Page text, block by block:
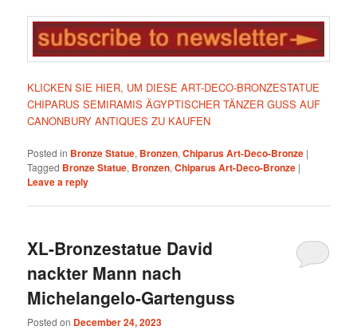
KLICKEN SIE HIER, UM DIESE ART-DECO-BRONZESTATUE
CHIPARUS SEMIRAMIS ÄGYPTISCHER TÄNZER GUSS AUF
CANONBURY ANTIQUES ZU KAUFEN
Posted in Bronze Statue, Bronzen,Chiparus Art-Deco-Bronze |
Tagged Bronze Statue, Bronzen,Chiparus Art-Deco-Bronze |
Leave a reply
XL-Bronzestatue David
nackter Mann nach
Michelangelo-Gartenguss
Posted on December 24, 2023